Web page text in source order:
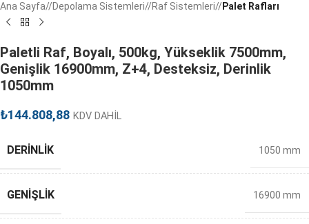
Ana Sayfa/ Depolama Sistemleri/ Raf Sistemleri/ Palet Rafları
Paletli Raf, Boyalı, 500kg, Yükseklik 7500mm,
Genişlik 16900mm, Z+4, Desteksiz, Derinlik
1050mm
₺144.808,88 KDV DAHİL
DERINLIK 1050 mm
GENIŞLIK 16900 mm